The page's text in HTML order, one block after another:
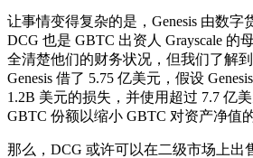
让事情变得复杂的是，Genesis 由数字
DCG 也是 GBTC 出资人 Grayscale 的
全清楚他们的财务状况，但我们了解
Genesis 借了 5.75 亿美元，假设
1.2B 美元的损失，并使用超过 7.7 亿
GBTC 份额以缩小 GBTC 对资产净值
那么，DCG 或许可以在二级市场上出